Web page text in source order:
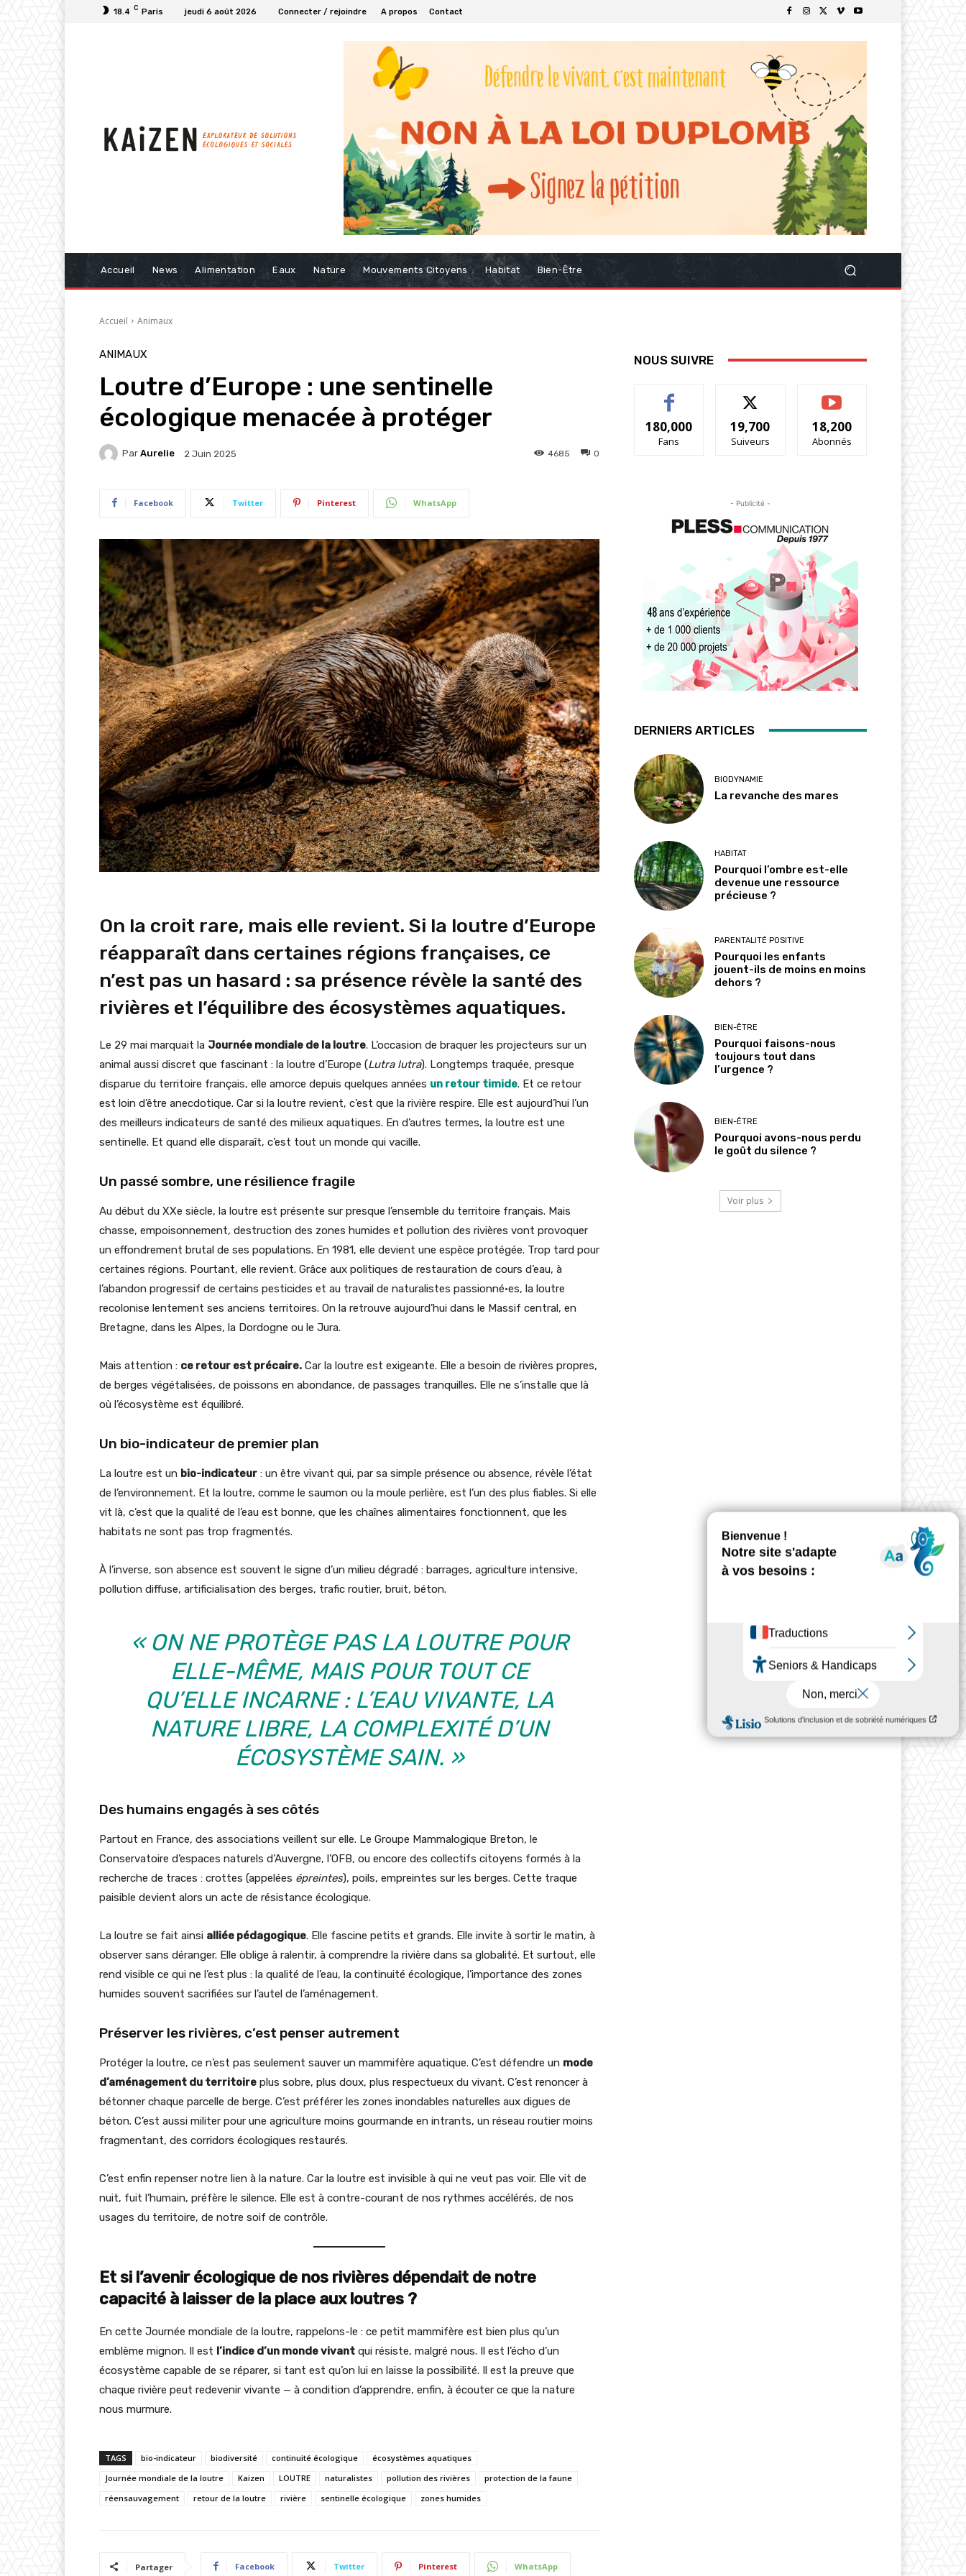
18.4 C Paris jeudi 6 août 2026 Connecter / rejoindre A propos Contact
Accueil News Alimentation Eaux Nature Mouvements Citoyens Habitat Bien-Être
Accueil Animaux
ANIMAUX
Loutre d’Europe : une sentinelle
écologique menacée à protéger
Par Aurelie 2 Juin 2025 0
4685
Facebook Twitter Pinterest WhatsApp
On la croit rare, mais elle revient. Si la loutre d’Europe
réapparaît dans certaines régions françaises, ce
n’est pas un hasard : sa présence révèle la santé des
rivières et l’équilibre des écosystèmes aquatiques.
Le 29 mai marquait la Journée mondiale de la loutre. L’occasion de braquer les projecteurs sur un
animal aussi discret que fascinant : la loutre d’Europe (Lutra lutra). Longtemps traquée, presque
disparue du territoire français, elle amorce depuis quelques années un retour timide. Et ce retour
est loin d’être anecdotique. Car si la loutre revient, c’est que la rivière respire. Elle est aujourd’hui l’un
des meilleurs indicateurs de santé des milieux aquatiques. En d’autres termes, la loutre est une
sentinelle. Et quand elle disparaît, c’est tout un monde qui vacille.
Un passé sombre, une résilience fragile
Au début du XXe siècle, la loutre est présente sur presque l’ensemble du territoire français. Mais
chasse, empoisonnement, destruction des zones humides et pollution des rivières vont provoquer
un effondrement brutal de ses populations. En 1981, elle devient une espèce protégée. Trop tard pour
certaines régions. Pourtant, elle revient. Grâce aux politiques de restauration de cours d’eau, à
l’abandon progressif de certains pesticides et au travail de naturalistes passionné·es, la loutre
recolonise lentement ses anciens territoires. On la retrouve aujourd’hui dans le Massif central, en
Bretagne, dans les Alpes, la Dordogne ou le Jura.
Mais attention : ce retour est précaire. Car la loutre est exigeante. Elle a besoin de rivières propres,
de berges végétalisées, de poissons en abondance, de passages tranquilles. Elle ne s’installe que là
où l’écosystème est équilibré.
Un bio-indicateur de premier plan
La loutre est un bio-indicateur : un être vivant qui, par sa simple présence ou absence, révèle l’état
de l’environnement. Et la loutre, comme le saumon ou la moule perlière, est l’un des plus fiables. Si elle
vit là, c’est que la qualité de l’eau est bonne, que les chaînes alimentaires fonctionnent, que les
habitats ne sont pas trop fragmentés.
À l’inverse, son absence est souvent le signe d’un milieu dégradé : barrages, agriculture intensive,
pollution diffuse, artificialisation des berges, trafic routier, bruit, béton.
« ON NE PROTÈGE PAS LA LOUTRE POUR
ELLE-MÊME, MAIS POUR TOUT CE
QU’ELLE INCARNE : L’EAU VIVANTE, LA
NATURE LIBRE, LA COMPLEXITÉ D’UN
ÉCOSYSTÈME SAIN. »
Des humains engagés à ses côtés
Partout en France, des associations veillent sur elle. Le Groupe Mammalogique Breton, le
Conservatoire d’espaces naturels d’Auvergne, l’OFB, ou encore des collectifs citoyens formés à la
recherche de traces : crottes (appelées épreintes), poils, empreintes sur les berges. Cette traque
paisible devient alors un acte de résistance écologique.
La loutre se fait ainsi alliée pédagogique. Elle fascine petits et grands. Elle invite à sortir le matin, à
observer sans déranger. Elle oblige à ralentir, à comprendre la rivière dans sa globalité. Et surtout, elle
rend visible ce qui ne l’est plus : la qualité de l’eau, la continuité écologique, l’importance des zones
humides souvent sacrifiées sur l’autel de l’aménagement.
Préserver les rivières, c’est penser autrement
Protéger la loutre, ce n’est pas seulement sauver un mammifère aquatique. C’est défendre un mode
d’aménagement du territoire plus sobre, plus doux, plus respectueux du vivant. C’est renoncer à
bétonner chaque parcelle de berge. C’est préférer les zones inondables naturelles aux digues de
béton. C’est aussi militer pour une agriculture moins gourmande en intrants, un réseau routier moins
fragmentant, des corridors écologiques restaurés.
C’est enfin repenser notre lien à la nature. Car la loutre est invisible à qui ne veut pas voir. Elle vit de
nuit, fuit l’humain, préfère le silence. Elle est à contre-courant de nos rythmes accélérés, de nos
usages du territoire, de notre soif de contrôle.
Et si l’avenir écologique de nos rivières dépendait de notre
capacité à laisser de la place aux loutres ?
En cette Journée mondiale de la loutre, rappelons-le : ce petit mammifère est bien plus qu’un
emblème mignon. Il est l’indice d’un monde vivant qui résiste, malgré nous. Il est l’écho d’un
écosystème capable de se réparer, si tant est qu’on lui en laisse la possibilité. Il est la preuve que
chaque rivière peut redevenir vivante — à condition d’apprendre, enfin, à écouter ce que la nature
nous murmure.
TAGS bio-indicateur biodiversité continuité écologique
écosystèmes aquatiques
Journée mondiale de la loutre
Kaizen LOUTRE naturalistes pollution des rivières
protection de la faune
réensauvagement
retour de la loutre rivière sentinelle écologique zones humides
Partager Facebook Twitter Pinterest WhatsApp
NOUS SUIVRE
180,000
Fans
19,700
Suiveurs
18,200
Abonnés
- Publicité -
DERNIERS ARTICLES
BIODYNAMIE
La revanche des mares
HABITAT
Pourquoi l’ombre est-elle
devenue une ressource
précieuse ?
PARENTALITÉ POSITIVE
Pourquoi les enfants
jouent-ils de moins en moins
dehors ?
BIEN-ÊTRE
Pourquoi faisons-nous
toujours tout dans
l’urgence ?
BIEN-ÊTRE
Pourquoi avons-nous perdu
le goût du silence ?
Voir plus